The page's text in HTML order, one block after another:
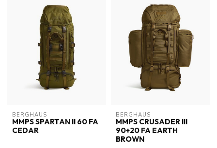
BERGHAUS
MMPS SPARTAN II 60 FA
CEDAR
BERGHAUS
MMPS CRUSADER III
90+20 FA EARTH
BROWN